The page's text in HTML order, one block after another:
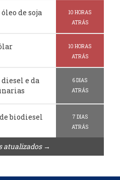
de soja
10 HORAS
ATRÁS
10 HORAS
ATRÁS
diesel e da
6 DIAS
ATRÁS
biodiesel
7 DIAS
ATRÁS
atualizados →